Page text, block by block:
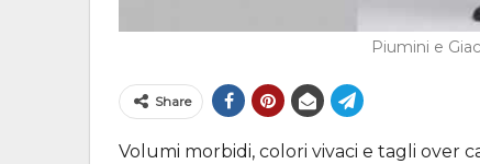
Piumini e
Share
Volumi morbidi, colori vivaci e tagli over